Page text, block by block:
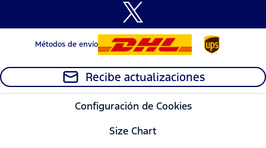
Métodos de envío
Recibe actualizaciones
Configuración de Cookies
Size Chart